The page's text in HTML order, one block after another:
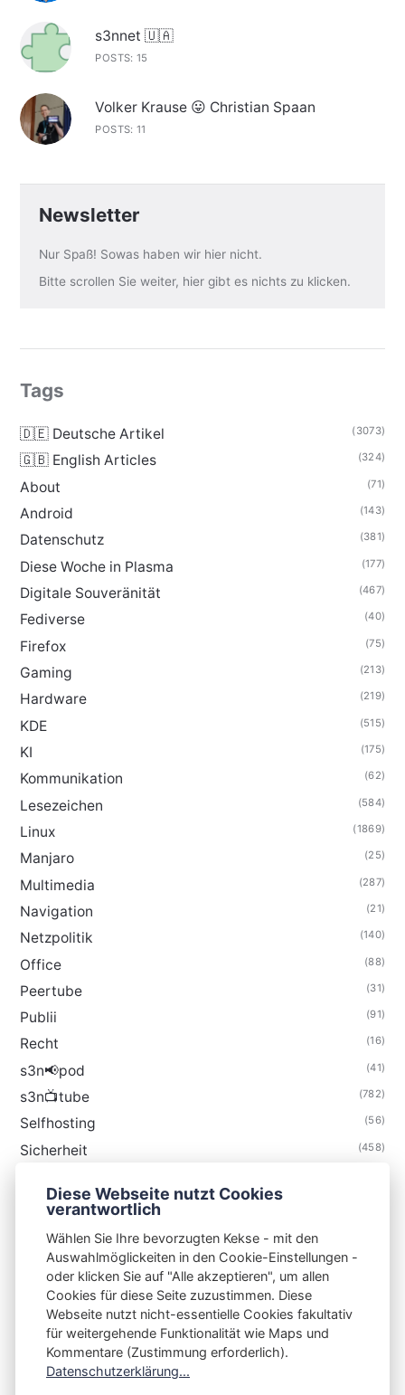
s3nnet 🇺🇦
POSTS: 15
Volker Krause 😛 Christian Spaan
POSTS: 11
Newsletter
Nur Spaß! Sowas haben wir hier nicht.
Bitte scrollen Sie weiter, hier gibt es nichts zu klicken.
Tags
🇩🇪 Deutsche Artikel (3073)
🇬🇧 English Articles (324)
About (71)
Android (143)
Datenschutz (381)
Diese Woche in Plasma (177)
Digitale Souveränität (467)
Fediverse (40)
Firefox (75)
Gaming (213)
Hardware (219)
KDE (515)
KI (175)
Kommunikation (62)
Lesezeichen (584)
Linux (1869)
Manjaro (25)
Multimedia (287)
Navigation (21)
Netzpolitik (140)
Office (88)
Peertube (31)
Publii (91)
Recht (16)
s3n📢pod (41)
s3n📺tube (782)
Selfhosting (56)
Sicherheit (458)
Thunderbird
S3N🧩NET
Integrating Open-Source Blog Network (iOSBN)
Impressum
Kontakt
Diese Webseite nutzt Cookies
verantwortlich
Wählen Sie Ihre bevorzugten Kekse - mit den
Auswahlmöglickeiten in den Cookie-Einstellungen -
oder klicken Sie auf "Alle akzeptieren", um allen
Cookies für diese Seite zuzustimmen. Diese
Webseite nutzt nicht-essentielle Cookies fakultativ
für weitergehende Funktionalität wie Maps und
Kommentare (Zustimmung erforderlich).
Datenschutzerklärung...